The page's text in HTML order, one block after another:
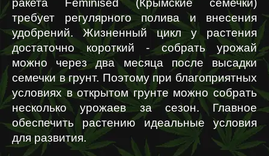
ракета Feminised (Крымские семечки)
требует регулярного полива и внесения
удобрений. Жизненный цикл у растения
достаточно короткий - собрать урожай
можно через два месяца после высадки
семечки в грунт. Поэтому при благоприятных
условиях в открытом грунте можно собрать
несколько урожаев за сезон. Главное
обеспечить растению идеальные условия
для развития.